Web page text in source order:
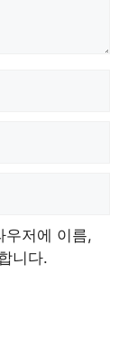
우저에 이름,
니다.